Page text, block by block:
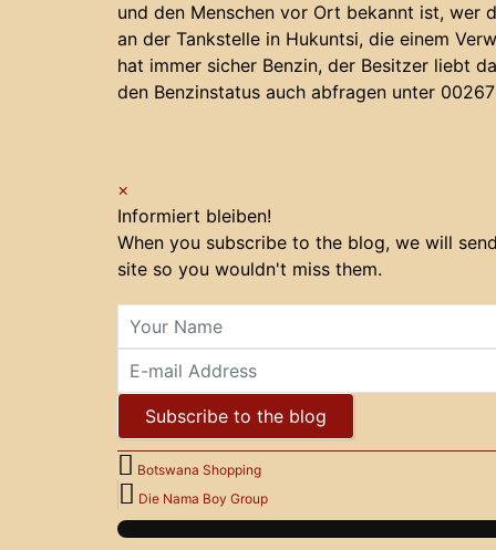
und den Menschen vor Ort bekannt ist,
an der Tankstelle in Hukuntsi, die einem
hat immer sicher Benzin, der Besitzer liebt
den Benzinstatus auch abfragen unter
×
Informiert bleiben!
When you subscribe to the blog, we will
site so you wouldn't miss them.
Your Name
E-mail Address
Subscribe to the blog
Botswana Shopping
Die Nama Boy Group